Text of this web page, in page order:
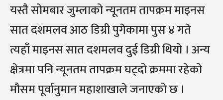
यस्तै सोमबार जुम्लाको न्यूनतम तापक्रम माइनस
सात दशमलव आठ डिग्री पुगेकामा पुस ४ गते
त्यहाँ माइनस सात दशमलव दुई डिग्री थियो । अन्य
क्षेत्रमा पनि न्यूनतम तापक्रम घट्दो क्रममा रहेको
मौसम पूर्वानुमान महाशाखाले जनाएको छ ।